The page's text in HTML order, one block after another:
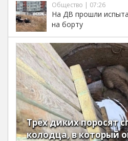
Общество | 07:26
На ДВ прошли
на борту
Трёх диких поросят
колодца, в который